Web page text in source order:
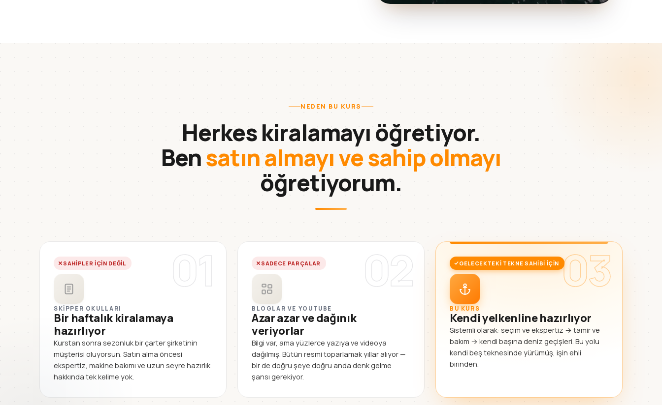
NEDEN BU KURS
Herkes kiralamayı öğretiyor.
Bensatın almayı ve sahip olmayı
öğretiyorum.
01
SAHIPLER IÇIN DEĞIL
SKIPPER OKULLARI
Bir haftalık kiralamaya
hazırlıyor
Kurstan sonra sezonluk bir çarter şirketinin
müşterisi oluyorsun. Satın alma öncesi
ekspertiz, makine bakımı ve uzun seyre hazırlık
hakkında tek kelime yok.
02
SADECE PARÇALAR
BLOGLAR VE YOUTUBE
Azar azar ve dağınık
veriyorlar
Bilgi var, ama yüzlerce yazıya ve videoya
dağılmış. Bütün resmi toparlamak yıllar alıyor —
bir de doğru şeye doğru anda denk gelme
şansı gerekiyor.
03
GELECEKTEKI TEKNE SAHIBI IÇIN
BU KURS
Kendi yelkenline hazırlıyor
Sistemli olarak: seçim ve ekspertiz → tamir ve
bakım → kendi başına deniz geçişleri. Bu yolu
kendi beş teknesinde yürümüş, işin ehli
birinden.